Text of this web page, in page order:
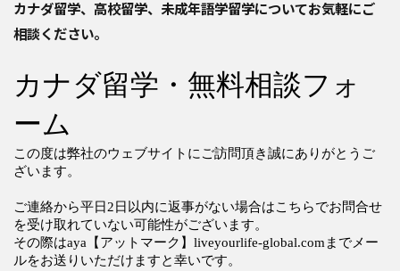
カナダ留学、高校留学、未成年語学留学についてお気軽にご
相談ください。